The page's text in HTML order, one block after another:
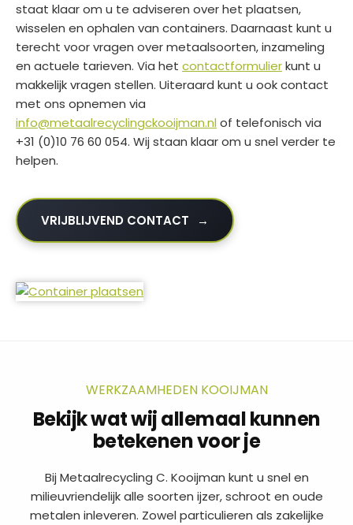
staat klaar om u te adviseren over het plaatsen,
wisselen en ophalen van containers. Daarnaast kunt u
terecht voor vragen over metaalsoorten, inzameling
en actuele tarieven. Via het contactformulierkunt u
makkelijk vragen stellen. Uiteraard kunt u ook contact
met ons opnemen via
info@metaalrecyclingckooijman.nl of telefonisch via
+31 (0)10 76 60 054. Wij staan klaar om u snel verder te
helpen.
VRIJBLIJVEND CONTACT
WERKZAAMHEDEN KOOIJMAN
Bekijk wat wij allemaal kunnen
betekenen voor je
Bij Metaalrecycling C. Kooijman kunt u snel en
milieuvriendelijk alle soorten ijzer, schroot en oude
metalen inleveren. Zowel particulieren als zakelijke